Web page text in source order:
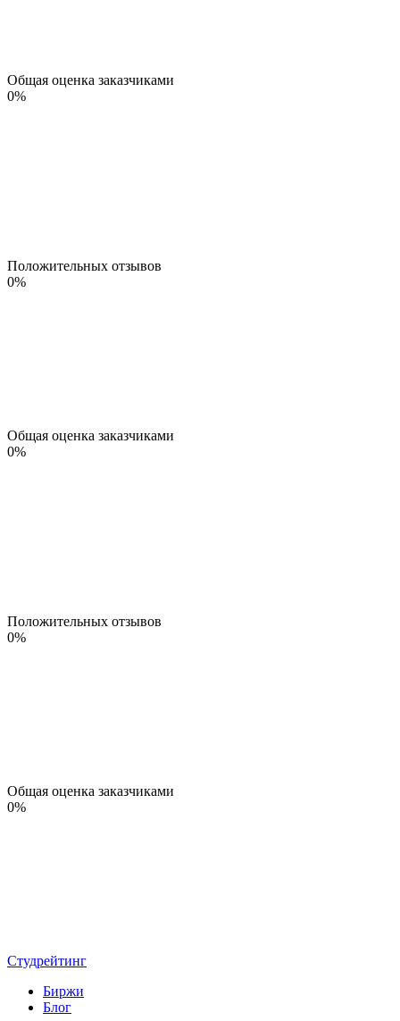
Общая оценка заказчиками
0%
Положительных отзывов
0%
Общая оценка заказчиками
0%
Положительных отзывов
0%
Общая оценка заказчиками
0%
Студрейтинг
Биржи
Блог